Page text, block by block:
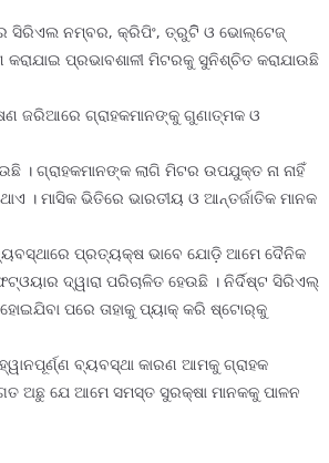
ସିରିଏଲ ନମ୍ବର, କ୍ରିପିଂ, ତ୍ରୁଟିି ଓ ଭୋଲ୍‌ଟେଜ୍
ପ୍ରଭାବଶାଳୀ ମିଟରକୁ ସୁନିଶ୍ଚିତ କରାଯାଉଛି
ଜରିଆରେ ଗ୍ରାହକମାନଙ୍କୁ ଗୁଣାତ୍ମକ ଓ
। ଗ୍ରାହକମାନଙ୍କ ଲାଗି ମିଟର ଉପଯୁକ୍ତ ନା ନାହିଁ
। ମାସିକ ଭିତିରେ ଭାରତୀୟ ଓ ଆନ୍ତର୍ଜାତିକ ମାନକ
ପ୍ରତ୍ୟକ୍ଷ ଭାବେ ଯୋଡ଼ି ଆମେ ଦୈନିକ
ଦ୍ୱାରା ପରିଚାଳିତ ହେଉଛି । ନିର୍ଦିଷ୍ଟ ସିରିଏଲ୍
ପରେ ତାହାକୁ ପ୍ୟାକ୍ କରି ଷ୍ଟୋର୍‌କୁ
ବ୍ୟବସ୍ଥା କାରଣ ଆମକୁ ଗ୍ରାହକ
ଅଛୁ ଯେ ଆମେ ସମସ୍ତ ସୁରକ୍ଷା ମାନକକୁ ପାଳନ